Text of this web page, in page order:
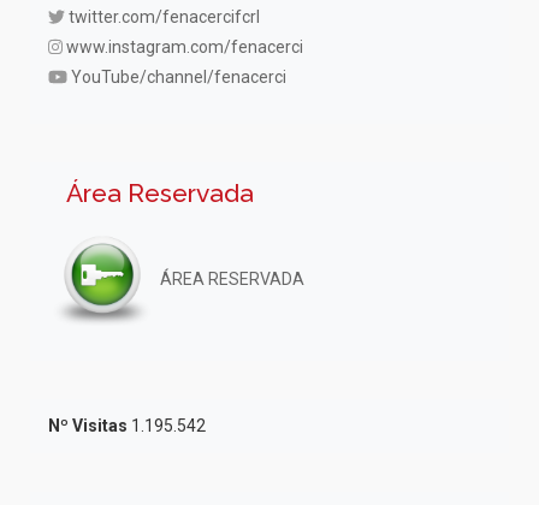
twitter.com/fenacercifcrl
www.instagram.com/fenacerci
YouTube/channel/fenacerci
Área Reservada
ÁREA RESERVADA
Nº Visitas 1.195.542